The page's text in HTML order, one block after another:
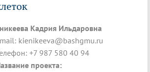
Кадрия Ильдаровна
kienikeeva@bashgmu.ru
+7 987 580 40 94
проекта: